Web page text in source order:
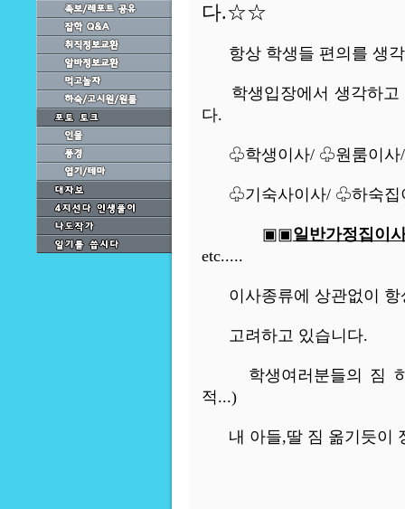
다.☆☆
항상 학생들 편의를 생각
학생입장에서 생각하고
다.
♧학생이사/ ♧원룸이사/
♧기숙사이사/ ♧하숙집
▣▣일반가정집이
etc.....
이사종류에 상관없이 항
고려하고 있습니다.
학생여러분들의 짐 하
적...)
내 아들,딸 짐 옮기듯이